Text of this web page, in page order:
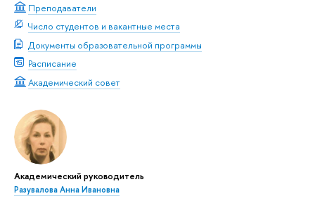
Преподаватели
Число студентов и вакантные места
Документы образовательной программы
Расписание
Академический совет
Академический руководитель
Разувалова Анна Ивановна